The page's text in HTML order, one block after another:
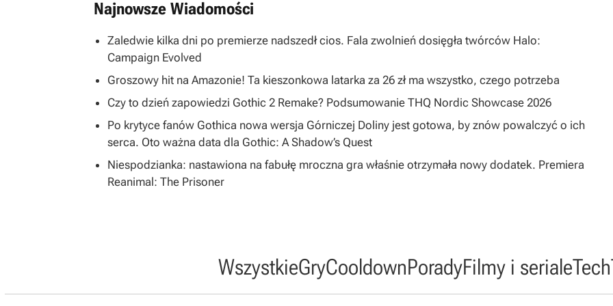
Najnowsze Wiadomości
Zaledwie kilka dni po premierze nadszedł cios. Fala zwolnień dosięgła twórców Halo:
Campaign Evolved
Groszowy hit na Amazonie! Ta kieszonkowa latarka za 26 zł ma wszystko, czego potrzeba
Czy to dzień zapowiedzi Gothic 2 Remake? Podsumowanie THQ Nordic Showcase 2026
Po krytyce fanów Gothica nowa wersja Górniczej Doliny jest gotowa, by znów powalczyć o ich
serca. Oto ważna data dla Gothic: A Shadow’s Quest
Niespodzianka: nastawiona na fabułę mroczna gra właśnie otrzymała nowy dodatek. Premiera
Reanimal: The Prisoner
WszystkieGryCooldownPoradyFilmy i serialeTech